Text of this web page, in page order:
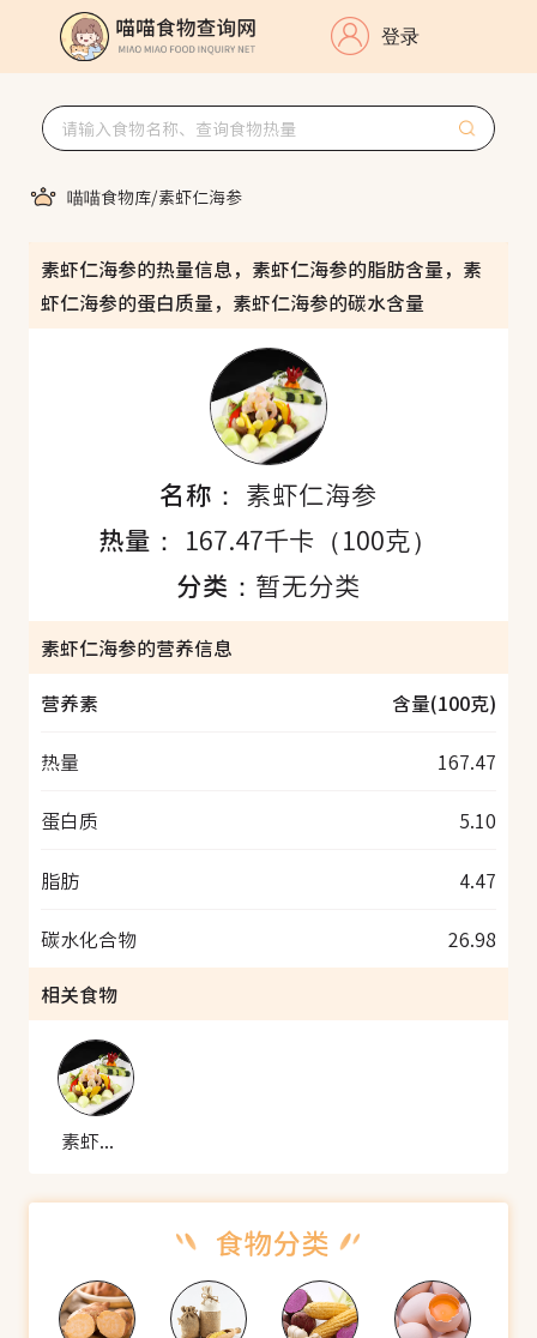
登录
喵喵食物库/素虾仁海参
素虾仁海参的热量信息，素虾仁海参的脂肪含量，素
虾仁海参的蛋白质量，素虾仁海参的碳水含量
名称： 素虾仁海参
热量： 167.47千卡（100克）
分类： 暂无分类
素虾仁海参的营养信息
营养素
含量(100克)
热量 167.47
蛋白质 5.10
脂肪 4.47
碳水化合物
26.98
相关食物
素虾仁海参